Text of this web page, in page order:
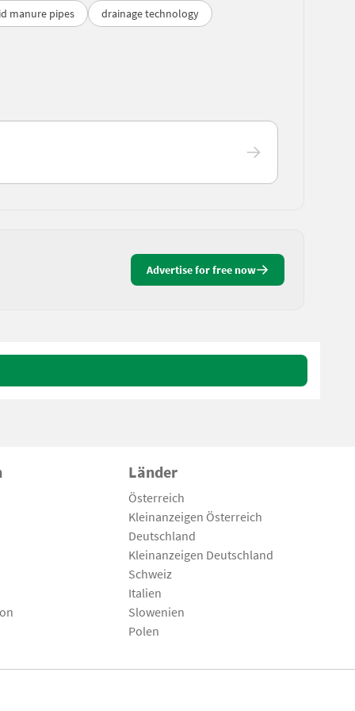
manure pipes drainage technology
Advertise for free now
Länder
Österreich
Kleinanzeigen Österreich
Deutschland
Kleinanzeigen Deutschland
Schweiz
Italien
Slowenien
Polen